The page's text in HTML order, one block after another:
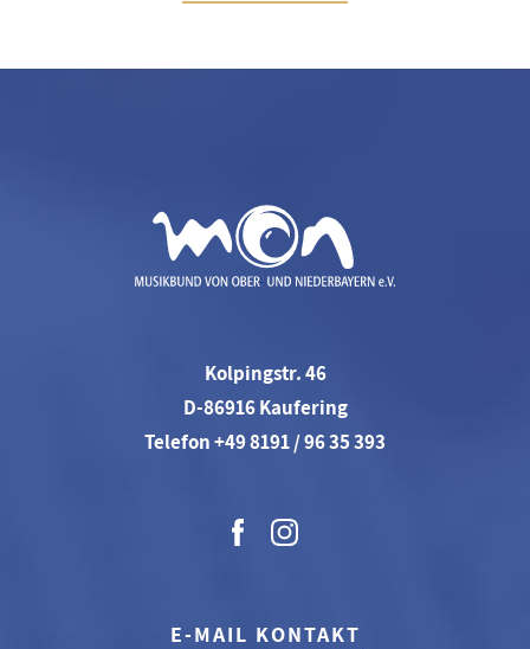
Kolpingstr. 46
D-86916 Kaufering
Telefon +49 8191 / 96 35 393
E-MAIL KONTAKT